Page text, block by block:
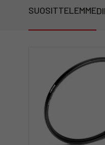
SUOSITTELEMME